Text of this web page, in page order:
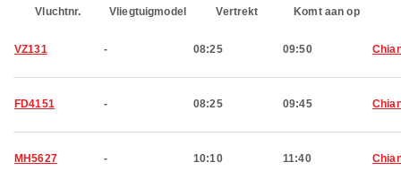
Vluchtnr. Vliegtuigmodel Vertrekt Komt aan op
VZ131 - 08:25 09:50
FD4151 - 08:25 09:45
MH5627 - 10:10 11:40